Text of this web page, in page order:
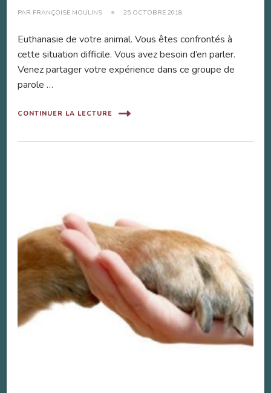
PAR FRANÇOISE MOULINS 25 OCTOBRE 2018
Euthanasie de votre animal. Vous êtes confrontés à
cette situation difficile. Vous avez besoin d’en parler.
Venez partager votre expérience dans ce groupe de
parole …
CONTINUER LA LECTURE